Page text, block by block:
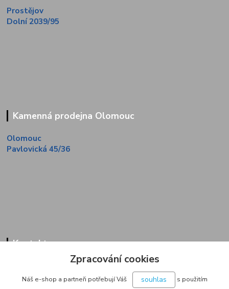
Prostějov
Dolní 2039/95
Kamenná prodejna Olomouc
Olomouc
Pavlovická 45/36
Kontakty
Zákaznická linka
+420 733 713 851
Zpracování cookies
Náš e-shop a partneři potřebují Váš souhlas
s použitím